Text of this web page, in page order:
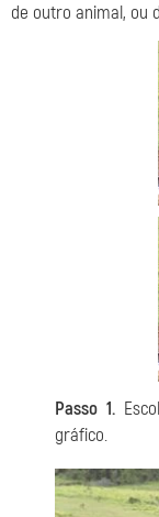
de outro animal, ou
Passo 1.
gráfico.